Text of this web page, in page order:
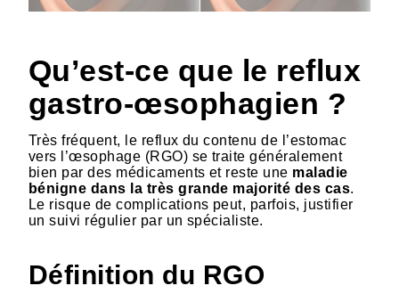
Qu’est-ce que le reflux
gastro-œsophagien ?
Très fréquent, le reflux du contenu de l’estomac
vers l’œsophage (RGO) se traite généralement
bien par des médicaments et reste une maladie
bénigne dans la très grande majorité des cas.
Le risque de complications peut, parfois, justifier
un suivi régulier par un spécialiste.
Définition du RGO